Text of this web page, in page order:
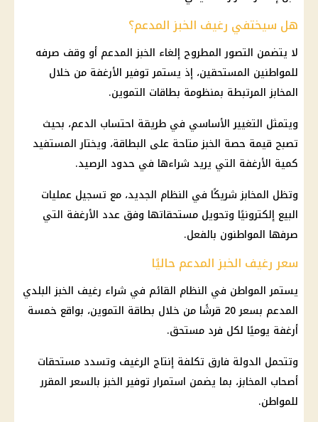
هل سيختفي رغيف الخبز المدعم؟
لا يتضمن التصور المطروح إلغاء الخبز المدعم أو وقف صرفه
للمواطنين المستحقين، إذ يستمر توفير الأرغفة من خلال
المخابز المرتبطة بمنظومة بطاقات التموين.
ويتمثل التغيير الأساسي في طريقة احتساب الدعم، بحيث
تصبح قيمة حصة الخبز متاحة على البطاقة، ويختار المستفيد
كمية الأرغفة التي يريد شراءها في حدود الرصيد.
وتظل المخابز شريكًا في النظام الجديد، مع تسجيل عمليات
البيع إلكترونيًا وتحويل مستحقاتها وفق عدد الأرغفة التي
صرفها المواطنون بالفعل.
سعر رغيف الخبز المدعم حاليًا
يستمر المواطن في النظام القائم في شراء رغيف الخبز البلدي
المدعم بسعر 20 قرشًا من خلال بطاقة التموين، بواقع خمسة
أرغفة يوميًا لكل فرد مستحق.
وتتحمل الدولة فارق تكلفة إنتاج الرغيف وتسدد مستحقات
أصحاب المخابز، بما يضمن استمرار توفير الخبز بالسعر المقرر
للمواطن.